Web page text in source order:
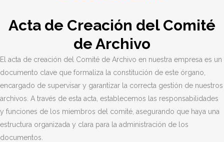
Acta de Creación del Comité
de Archivo
El acta de creación del Comité de Archivo en nuestra empresa es un
documento clave que formaliza la constitución de este órgano,
encargado de supervisar y garantizar la correcta gestión de nuestros
archivos. A través de esta acta, establecemos las responsabilidades
y funciones de los miembros del comité, asegurando que haya una
estructura organizada y clara para la administración de los
documentos.